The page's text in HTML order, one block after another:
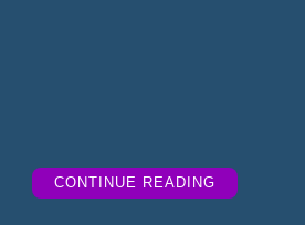
CONTINUE READING“TIPTRACKS
WEEK